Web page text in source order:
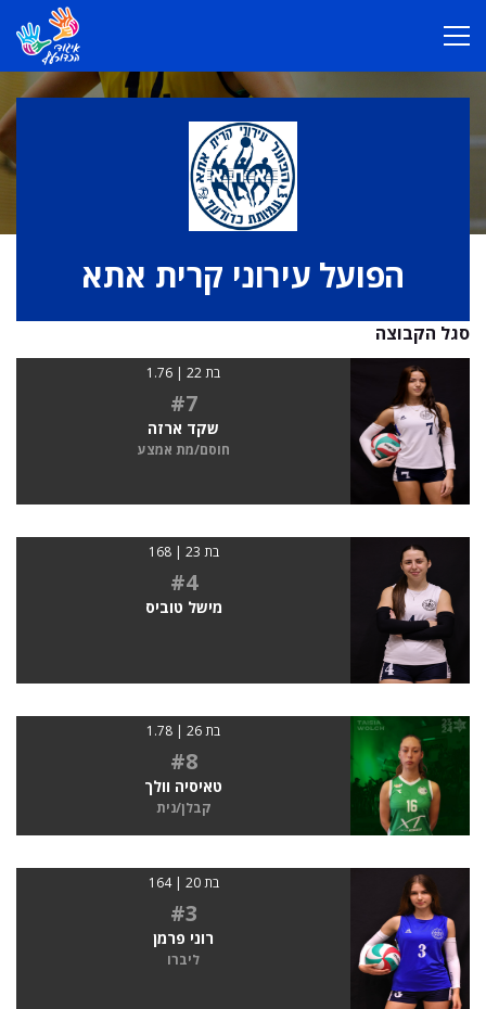
הפועל עירוני קרית אתא
סגל הקבוצה
בת 22 | 1.76
#7
שקד ארזה
חוסם/מת אמצע
בת 23 | 168
#4
מישל טוביס
בת 26 | 1.78
#8
טאיסיה וולך
קבלן/נית
בת 20 | 164
#3
רוני פרמן
ליברו